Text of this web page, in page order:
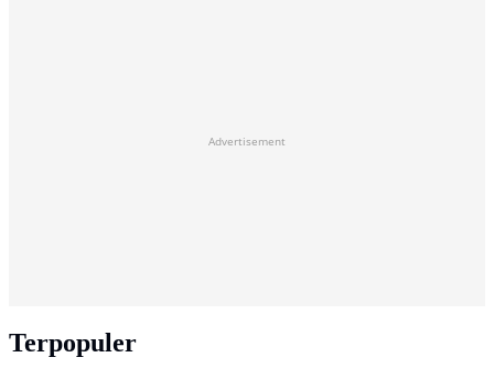
Advertisement
Terpopuler